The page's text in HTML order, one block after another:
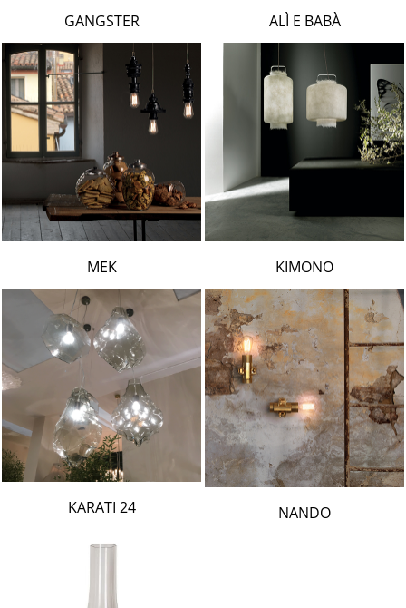
PORSCHE
CATELLANI & SMITH
VIABIZZUNO
ALÌ E BABÀ
GANGSTER
KIMONO
MEK
NANDO
24 KARATI